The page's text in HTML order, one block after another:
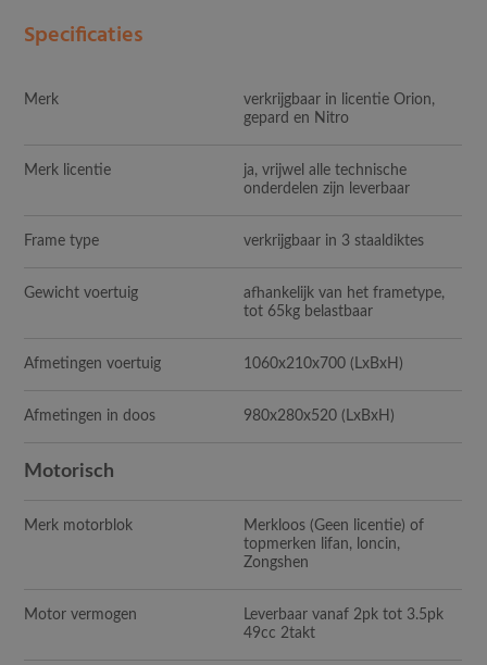
Specificaties
Merk
verkrijgbaar in licentie Orion,
gepard en Nitro
Merk licentie
ja, vrijwel alle technische
onderdelen zijn leverbaar
Frame type verkrijgbaar in 3 staaldiktes
Gewicht voertuig
afhankelijk van het frametype,
tot 65kg belastbaar
Afmetingen voertuig 1060x210x700 (LxBxH)
Afmetingen in doos 980x280x520 (LxBxH)
Motorisch
Merk motorblok
Merkloos (Geen licentie) of
topmerken lifan, loncin,
Zongshen
Motor vermogen
Leverbaar vanaf 2pk tot 3.5pk
49cc 2takt